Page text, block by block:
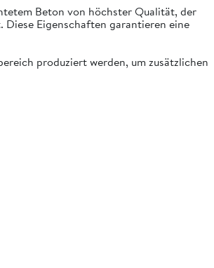
Beton von höchster Qualität, der
Eigenschaften garantieren eine
produziert werden, um zusätzlichen